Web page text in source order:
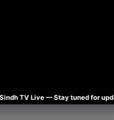
TV Live — Stay tuned for updates